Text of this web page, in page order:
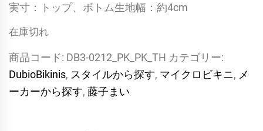
実寸：トップ、ボトム生地幅：約4cm
在庫切れ
商品コード: DB3-0212_PK_PK_TH カテゴリー:
DubioBikinis, スタイルから探す, マイクロビキニ, メ
ーカーから探す, 藤子まい